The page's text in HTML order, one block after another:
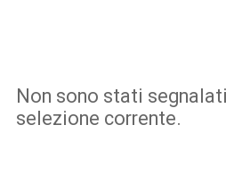
Non sono stati
selezione corrente.